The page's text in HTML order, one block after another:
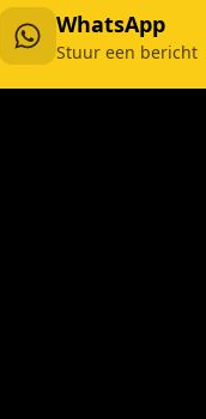
WhatsApp
Stuur een bericht